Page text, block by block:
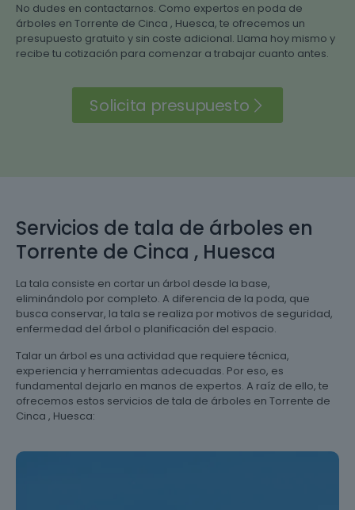
No dudes en contactarnos. Como expertos en poda de
árboles en Torrente de Cinca , Huesca, te ofrecemos un
presupuesto gratuito y sin coste adicional. Llama hoy mismo y
recibe tu cotización para comenzar a trabajar cuanto antes.
Solicita presupuesto
Servicios de tala de árboles en
Torrente de Cinca , Huesca
La tala consiste en cortar un árbol desde la base,
eliminándolo por completo. A diferencia de la poda, que
busca conservar, la tala se realiza por motivos de seguridad,
enfermedad del árbol o planificación del espacio.
Talar un árbol es una actividad que requiere técnica,
experiencia y herramientas adecuadas. Por eso, es
fundamental dejarlo en manos de expertos. A raíz de ello, te
ofrecemos estos servicios de tala de árboles en Torrente de
Cinca , Huesca: